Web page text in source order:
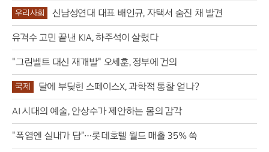
우리사회 신남성연대 대표 배인규, 자택서 숨진 채 발견
유격수 고민 끝낸 KIA, 하주석이 살렸다
"그린벨트 대신 재개발" 오세훈, 정부에 건의
국제 달에 부딪힌 스페이스X, 과학적 통찰 얻나?
AI 시대의 예술, 안상수가 제안하는 몸의 감각
"폭염엔 실내가 답"…롯데호텔 월드 매출 35% 쑥